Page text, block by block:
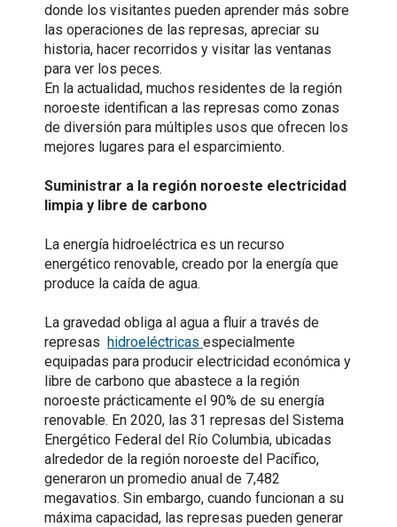
donde los visitantes pueden aprender más sobre
las operaciones de las represas, apreciar su
historia, hacer recorridos y visitar las ventanas
para ver los peces.
En la actualidad, muchos residentes de la región
noroeste identifican a las represas como zonas
de diversión para múltiples usos que ofrecen los
mejores lugares para el esparcimiento.
Suministrar a la región noroeste electricidad
limpia y libre de carbono
La energía hidroeléctrica es un recurso
energético renovable, creado por la energía que
produce la caída de agua.
La gravedad obliga al agua a fluir a través de
represas hidroeléctricas especialmente
equipadas para producir electricidad económica y
libre de carbono que abastece a la región
noroeste prácticamente el 90% de su energía
renovable. En 2020, las 31 represas del Sistema
Energético Federal del Río Columbia, ubicadas
alrededor de la región noroeste del Pacífico,
generaron un promedio anual de 7,482
megavatios. Sin embargo, cuando funcionan a su
máxima capacidad, las represas pueden generar